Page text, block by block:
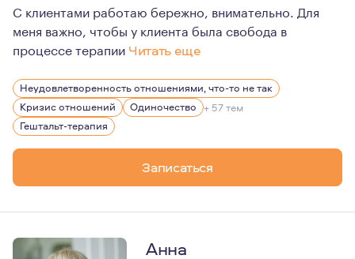
С клиентами работаю бережно, внимательно. Для
меня важно, чтобы у клиента была свобода в
процессе терапии Читать еще
Я пришла в психологию в первую очередь
За время в терапии я ушла с нелюбимой работы,
Замужем. Обожаю свою кошку.
Неудовлетворенность отношениями, что-то не так
Кризис отношений
Одиночество + 57 тем
Гештальт-терапия
Записаться
Анна